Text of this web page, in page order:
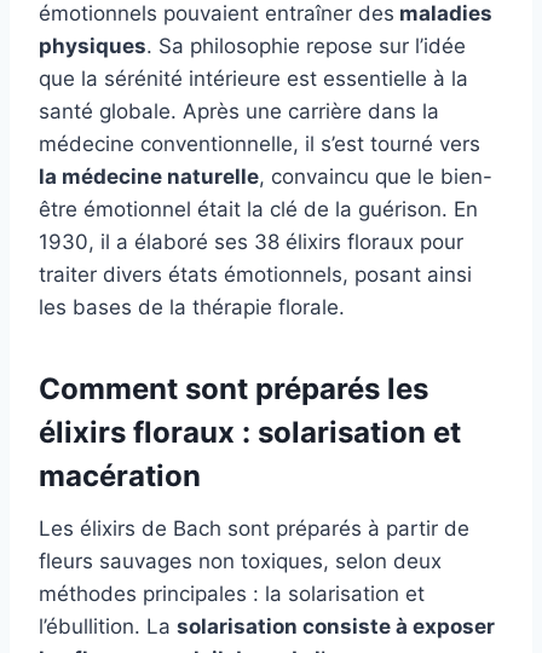
émotionnels pouvaient entraîner des maladies
physiques. Sa philosophie repose sur l’idée
que la sérénité intérieure est essentielle à la
santé globale. Après une carrière dans la
médecine conventionnelle, il s’est tourné vers
la médecine naturelle, convaincu que le bien-
être émotionnel était la clé de la guérison. En
1930, il a élaboré ses 38 élixirs floraux pour
traiter divers états émotionnels, posant ainsi
les bases de la thérapie florale.
Comment sont préparés les
élixirs floraux : solarisation et
macération
Les élixirs de Bach sont préparés à partir de
fleurs sauvages non toxiques, selon deux
méthodes principales : la solarisation et
l’ébullition. La solarisation consiste à exposer